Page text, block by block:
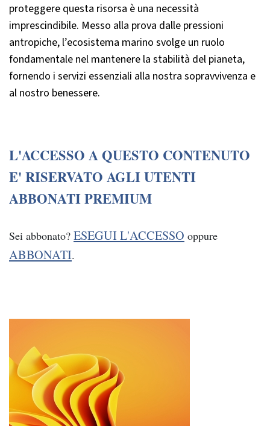
proteggere questa risorsa è una necessità
imprescindibile. Messo alla prova dalle pressioni
antropiche, l’ecosistema marino svolge un ruolo
fondamentale nel mantenere la stabilità del pianeta,
fornendo i servizi essenziali alla nostra sopravvivenza e
al nostro benessere.
L'ACCESSO A QUESTO CONTENUTO
E' RISERVATO AGLI UTENTI
ABBONATI PREMIUM
Sei abbonato? ESEGUI L'ACCESSO oppure
ABBONATI.